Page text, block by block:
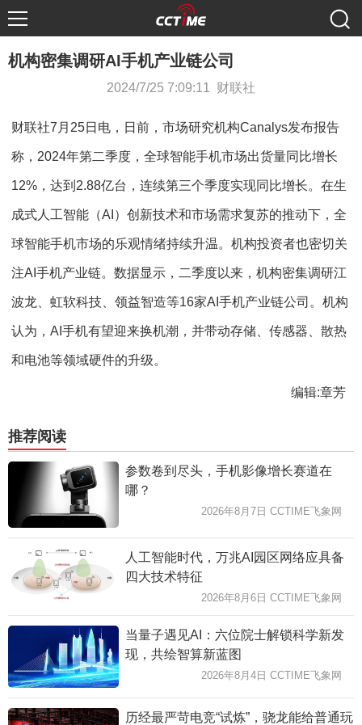
机构密集调研AI手机产业链公司
2024/7/25 7:09:11 财联社
财联社7月25日电，日前，市场研究机构Canalys发布报告
称，2024年第二季度，全球智能手机市场出货量同比增长
12%，达到2.88亿台，连续第三个季度实现同比增长。在生
成式人工智能（AI）创新技术和市场需求复苏的推动下，全
球智能手机市场的乐观情绪持续升温。机构投资者也密切关
注AI手机产业链。数据显示，二季度以来，机构密集调研江
波龙、虹软科技、领益智造等16家AI手机产业链公司。机构
认为，AI手机有望迎来换机潮，并带动存储、传感器、散热
和电池等领域硬件的升级。
编辑:章芳
推荐阅读
参数卷到尽头，手机影像增长赛道在
哪？
2026年8月7日 CCTIME飞象网
人工智能时代，万兆AI园区网络应具备
四大技术特征
2026年8月6日 CCTIME飞象网
当量子遇见AI：六位院士解锁科学新发
现，共绘智算新蓝图
2026年8月4日 CCTIME飞象网
历经最严苛电竞“试炼”，骁龙能给普通玩